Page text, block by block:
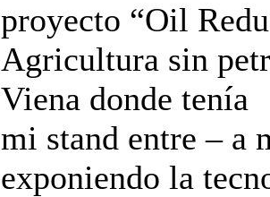
proyecto “Oil
Agricultura sin
Viena donde tenía
mi stand entre – a
exponiendo la